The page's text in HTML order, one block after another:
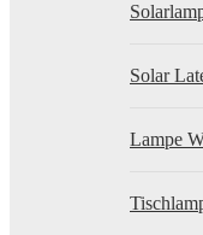
Solar
Lampe